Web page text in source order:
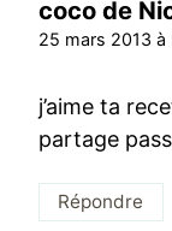
coco de
25 mars 2013
j’aime ta
partage
Répondre